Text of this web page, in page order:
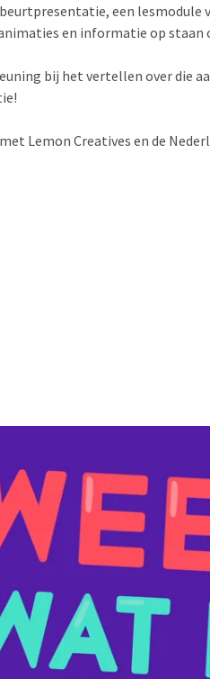
een lesmodule
en informatie op staan
bij het vertellen over die
Lemon Creatives en de